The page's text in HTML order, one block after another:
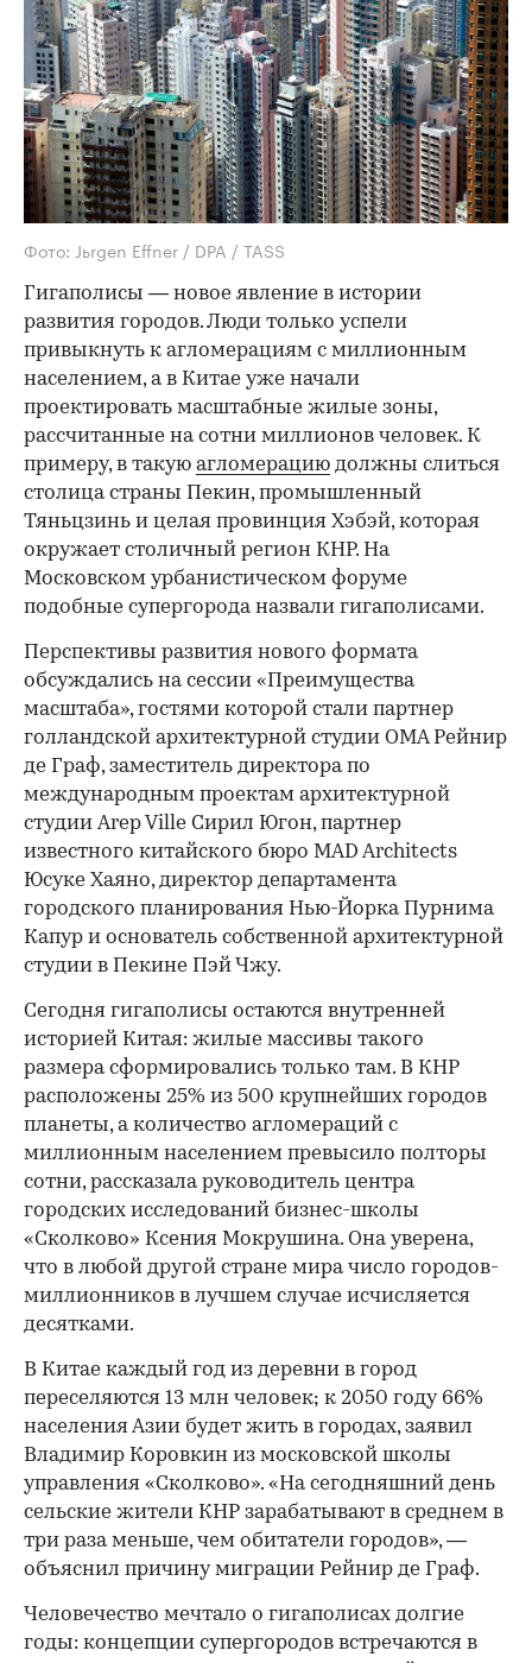
Фото: Jьrgen Effner / DPA / TASS
Гигаполисы — новое явление в истории
развития городов. Люди только успели
привыкнуть к агломерациям с миллионным
населением, а в Китае уже начали
проектировать масштабные жилые зоны,
рассчитанные на сотни миллионов человек. К
примеру, в такую агломерацию должны слиться
столица страны Пекин, промышленный
Тяньцзинь и целая провинция Хэбэй, которая
окружает столичный регион КНР. На
Московском урбанистическом форуме
подобные супергорода назвали гигаполисами.
Перспективы развития нового формата
обсуждались на сессии «Преимущества
масштаба», гостями которой стали партнер
голландской архитектурной студии OMA Рейнир
де Граф, заместитель директора по
международным проектам архитектурной
студии Arep Ville Сирил Югон, партнер
известного китайского бюро MAD Architects
Юсуке Хаяно, директор департамента
городского планирования Нью-Йорка Пурнима
Капур и основатель собственной архитектурной
студии в Пекине Пэй Чжу.
Сегодня гигаполисы остаются внутренней
историей Китая: жилые массивы такого
размера сформировались только там. В КНР
расположены 25% из 500 крупнейших городов
планеты, а количество агломераций с
миллионным населением превысило полторы
сотни, рассказала руководитель центра
городских исследований бизнес-школы
«Сколково» Ксения Мокрушина. Она уверена,
что в любой другой стране мира число городов-
миллионников в лучшем случае исчисляется
десятками.
В Китае каждый год из деревни в город
переселяются 13 млн человек; к 2050 году 66%
населения Азии будет жить в городах, заявил
Владимир Коровкин из московской школы
управления «Сколково». «На сегодняшний день
сельские жители КНР зарабатывают в среднем в
три раза меньше, чем обитатели городов», —
объяснил причину миграции Рейнир де Граф.
Человечество мечтало о гигаполисах долгие
годы: концепции супергородов встречаются в